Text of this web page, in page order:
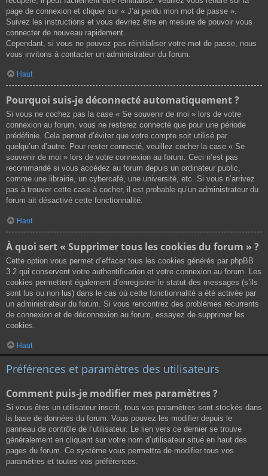
page de connexion et cliquer sur « J’ai perdu mon mot de passe ».
Suivez les instructions et vous devriez être en mesure de pouvoir vous
connecter de nouveau rapidement.
Cependant, si vous ne pouvez pas réinitialiser votre mot de passe, nous
vous invitons à contacter un administrateur du forum.
Haut
Pourquoi suis-je déconnecté automatiquement ?
Si vous ne cochez pas la case « Se souvenir de moi » lors de votre
connexion au forum, vous ne resterez connecté que pour une période
prédéfinie. Cela permet d’éviter que votre compte soit utilisé par
quelqu’un d’autre. Pour rester connecté, veuillez cocher la case « Se
souvenir de moi » lors de votre connexion au forum. Ceci n’est pas
recommandé si vous accédez au forum depuis un ordinateur public,
comme une librairie, un cybercafé, une université, etc. Si vous n’arrivez
pas à trouver cette case à cocher, il est probable qu’un administrateur du
forum ait désactivé cette fonctionnalité.
Haut
À quoi sert « Supprimer tous les cookies du forum » ?
Cette option vous permet d’effacer tous les cookies générés par phpBB
3.2 qui conservent votre authentification et votre connexion au forum. Les
cookies permettent également d’enregistrer le statut des messages (s’ils
sont lus ou non lus) dans le cas où cette fonctionnalité a été activée par
un administrateur du forum. Si vous rencontrez des problèmes récurrents
de connexion et de déconnexion au forum, essayez de supprimer les
cookies.
Haut
Préférences et paramètres des utilisateurs
Comment puis-je modifier mes paramètres ?
Si vous êtes un utilisateur inscrit, tous vos paramètres sont stockés dans
la base de données du forum. Vous pouvez les modifier depuis le
panneau de contrôle de l’utilisateur. Le lien vers ce dernier se trouve
généralement en cliquant sur votre nom d’utilisateur situé en haut des
pages du forum. Ce système vous permettra de modifier tous vos
paramètres et toutes vos préférences.